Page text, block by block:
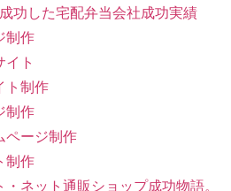
功した宅配弁当会社成功実績
制作
イト
ト制作
制作
ページ制作
制作
ネット通販ショップ成功物語。